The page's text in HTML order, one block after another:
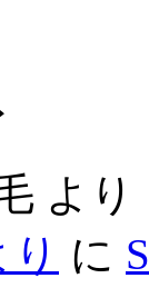
より
に